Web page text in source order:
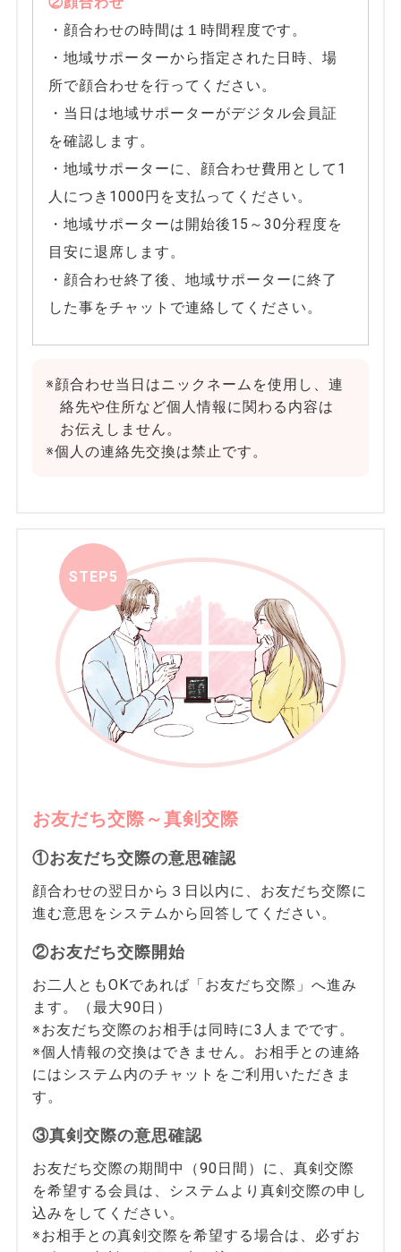
・顔合わせの時間は１時間程度です。
・地域サポーターから指定された日時、場
所で顔合わせを行ってください。
・当日は地域サポーターがデジタル会員証
を確認します。
・地域サポーターに、顔合わせ費用として1
人につき1000円を支払ってください。
・地域サポーターは開始後15～30分程度を
目安に退席します。
・顔合わせ終了後、地域サポーターに終了
した事をチャットで連絡してください。
※顔合わせ当日はニックネームを使用し、連
絡先や住所など個人情報に関わる内容は
お伝えしません。
※個人の連絡先交換は禁止です。
STEP5
お友だち交際～真剣交際
①お友だち交際の意思確認
顔合わせの翌日から３日以内に、お友だち交際に
進む意思をシステムから回答してください。
②お友だち交際開始
お二人ともOKであれば「お友だち交際」へ進み
ます。（最大90日）
※お友だち交際のお相手は同時に3人までです。
※個人情報の交換はできません。お相手との連絡
にはシステム内のチャットをご利用いただきま
す。
③真剣交際の意思確認
お友だち交際の期間中（90日間）に、真剣交際
を希望する会員は、システムより真剣交際の申し
込みをしてください。
※お相手との真剣交際を希望する場合は、必ずお